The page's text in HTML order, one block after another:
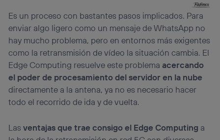
Es un proceso con bastantes pasos implicados. Para
enviar algo ligero como un mensaje de WhatsApp no
hay mucho problema, pero en entornos más exigentes
como la retransmisión de vídeo la situación cambia. El
Edge Computing resuelve este problema acercando
el poder de procesamiento del servidor en la nube
directamente a la antena, ya no es necesario hacer
todo el recorrido de ida y de vuelta.
Lasventajas que trae consigo el Edge Computing a